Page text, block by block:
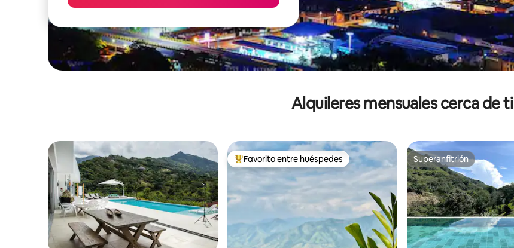
Alquileres mensuales cerca de ti
Favorito entre huéspedes preferido
Favorito entre huéspedes Superanfitrión
Superanfitrión